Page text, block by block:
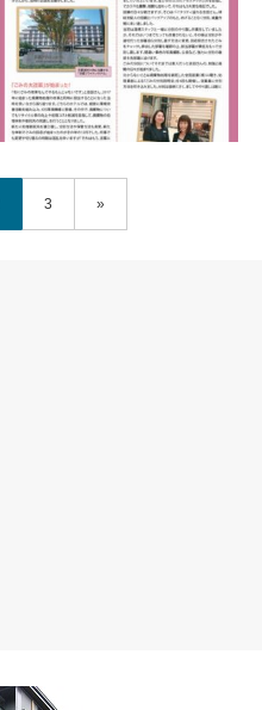
「３Ｒのススメ。」2021
年夏号（2021.7）
3 »